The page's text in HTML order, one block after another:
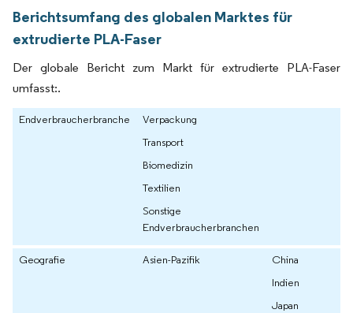
Berichtsumfang des globalen Marktes für
extrudierte PLA-Faser
Der globale Bericht zum Markt für extrudierte PLA-Faser
umfasst:.
Endverbraucherbranche
Verpackung
Transport
Biomedizin
Textilien
Sonstige
Endverbraucherbranchen
Geografie Asien-Pazifik
China
Indien
Japan